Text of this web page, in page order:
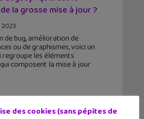
la grosse mise à jour ?
de bug, amélioration de
ou de graphismes, voici un
regroupe les éléments
composent la mise à jour
des cookies (sans pépites de